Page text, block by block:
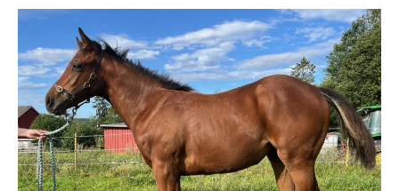
Åringer 2020
Åringer 2019
Åringer 2018
Åringer 2017
Åringer 2016
Åringer 2015
Føll 2026